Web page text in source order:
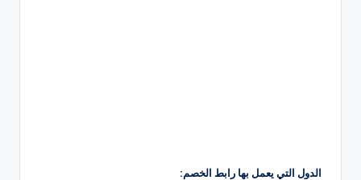
الدول التي يعمل بها رابط الخصم: